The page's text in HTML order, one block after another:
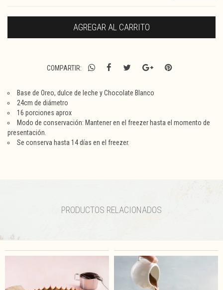
COMPARTIR:
Base de Oreo, dulce de leche y Chocolate Blanco
24cm de diámetro
16 porciones aprox
Modo de conservación: Mantener en el freezer hasta el momento de
presentación.
Se conserva hasta 14 días en el freezer.
PRODUCTOS RELACIONADOS